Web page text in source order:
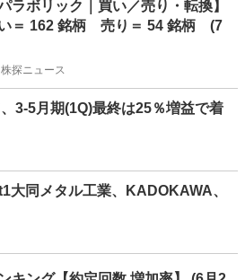
ラボリック｜買い／売り・転換】
＝ 162 銘柄 売り＝ 54 銘柄 (7
株探ニュース
3-5月期(1Q)最終は25％増益で着
大同メタル工業、KADOKAWA、